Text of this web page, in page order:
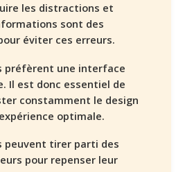
les distractions et
sont des
éviter ces erreurs.
préfèrent une interface
Il est donc essentiel de
constamment le design
optimale.
peuvent tirer parti des
pour repenser leur